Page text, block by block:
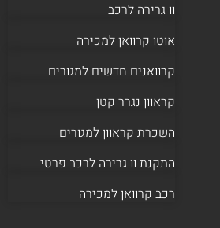
וו גרירה לרכב
אוטו קרוואן למכירה
קרוואנים חדשים למגורים
קראוון נגרר קטן
השכרת קראוון למגורים
התקנת וו גרירה לרכב פרטי
רכב קרוואן למכירה